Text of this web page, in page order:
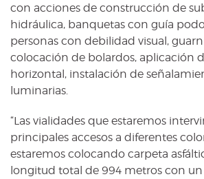
con acciones de construcción de
hidráulica, banquetas con guía
personas con debilidad visual,
colocación de bolardos, aplicación
horizontal, instalación de
luminarias.
“Las vialidades que estaremos
principales accesos a diferentes
estaremos colocando carpeta
longitud total de 994 metros con